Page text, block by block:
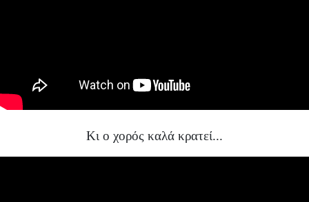
Κι ο χορός καλά κρατεί...